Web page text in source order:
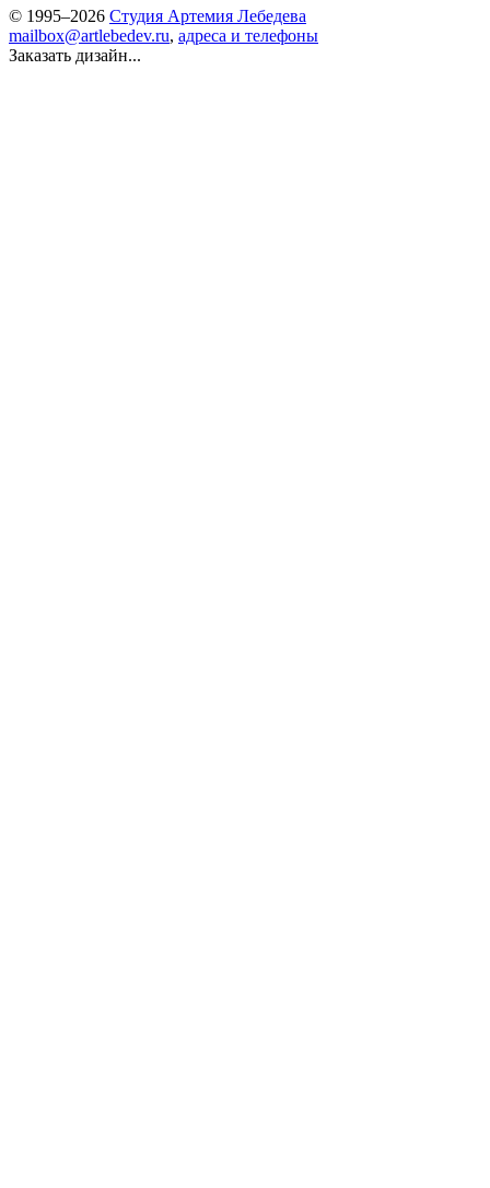
© 1995–2026 Студия Артемия Лебедева
mailbox@artlebedev.ru, адреса и телефоны
Заказать дизайн...